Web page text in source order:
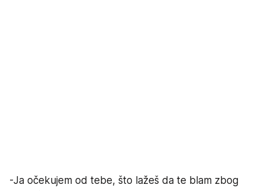
-Ja očekujem od tebe, što lažeš da te blam zbog